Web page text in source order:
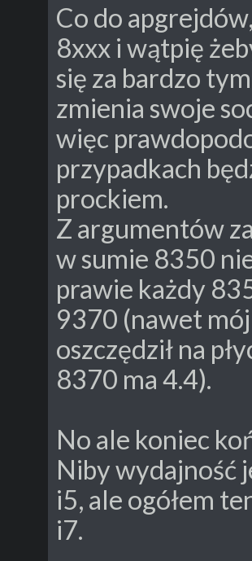
Co do
8xxx i wątpię
się za bardzo
zmienia swoje
więc
przypadkach
prockiem.
Z argumentów
w sumie 8350
prawie każdy
9370 (nawet
oszczędził na
8370 ma 4.4).
No ale koniec
Niby wydajność
i5, ale ogółem
i7.